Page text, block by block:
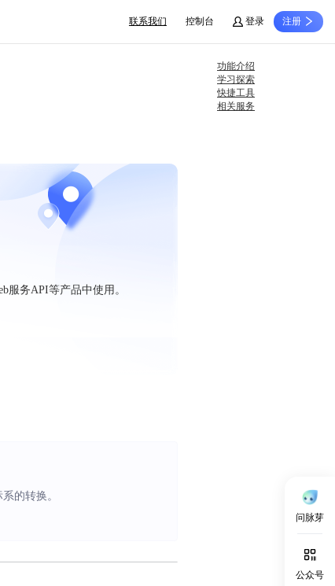
联系我们 控制台 登录 注册
问脉芽
公众号
服务API等产品中使用。
的转换。
功能介绍
学习探索
快捷工具
相关服务